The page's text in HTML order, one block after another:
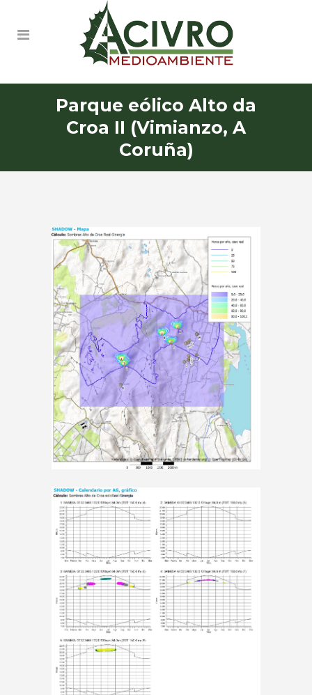
Parque eólico Alto da
Croa II (Vimianzo, A
Coruña)